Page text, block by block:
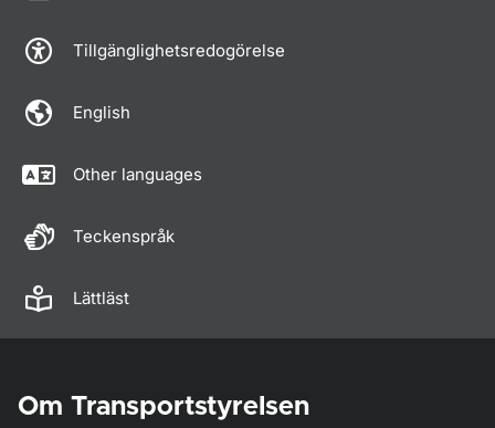
Tillgänglighetsredogörelse
English
Other languages
Teckenspråk
Lättläst
Om Transportstyrelsen